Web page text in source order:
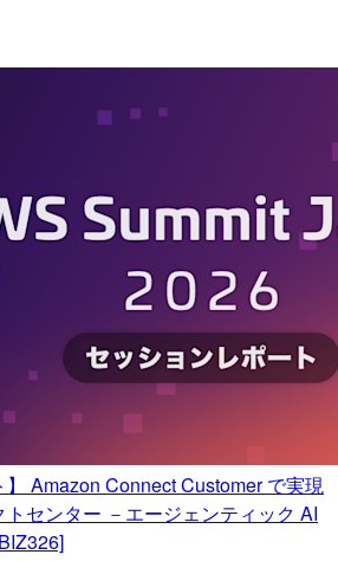
】 Amazon Connect Customer で実現
センター －エージェンティック AI